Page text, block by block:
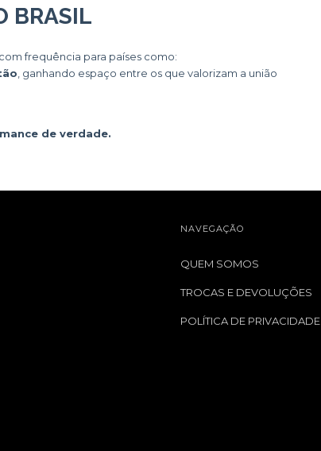
BRASIL
frequência para países como:
, ganhando espaço entre os que valorizam a união
de verdade.
NAVEGAÇÃO
QUEM SOMOS
TROCAS E DEVOLUÇÕES
POLÍTICA DE PRIVACIDADE